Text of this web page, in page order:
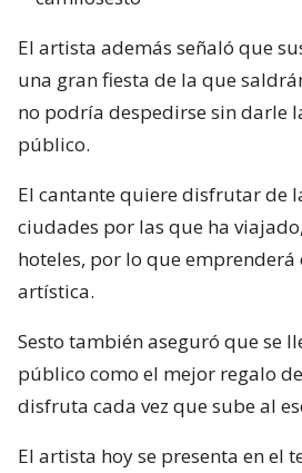
El artista además señaló que
una gran fiesta de la que
no podría despedirse sin darle
público.
El cantante quiere disfrutar de
ciudades por las que ha
hoteles, por lo que
artística.
Sesto también aseguró que se
público como el mejor regalo
disfruta cada vez que sube al
El artista hoy se presenta en el